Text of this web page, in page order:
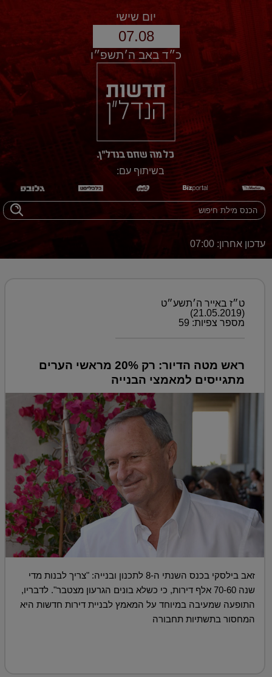
יום שישי
07.08
כ״ד באב ה׳תשפ״ו
בשיתוף עם:
עדכון אחרון: 07:00
ט״ז באייר ה׳תשע״ט
(21.05.2019)
מספר צפיות: 59
ראש מטה הדיור: רק 20% מראשי הערים
מתגייסים למאמצי הבנייה
זאב בילסקי בכנס השנתי ה-8 לתכנון ובנייה: "צריך לבנות מדי
שנה 70-60 אלף דירות, כי כשלא בונים הגרעון מצטבר". לדבריו,
התופעה שמעיבה במיוחד על המאמץ לבניית דירות חדשות היא
המחסור בתשתיות תחבורה